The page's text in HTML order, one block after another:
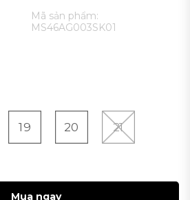
Mã sản phẩm:
MS46AG003SK01
19 20 21
Mua ngay